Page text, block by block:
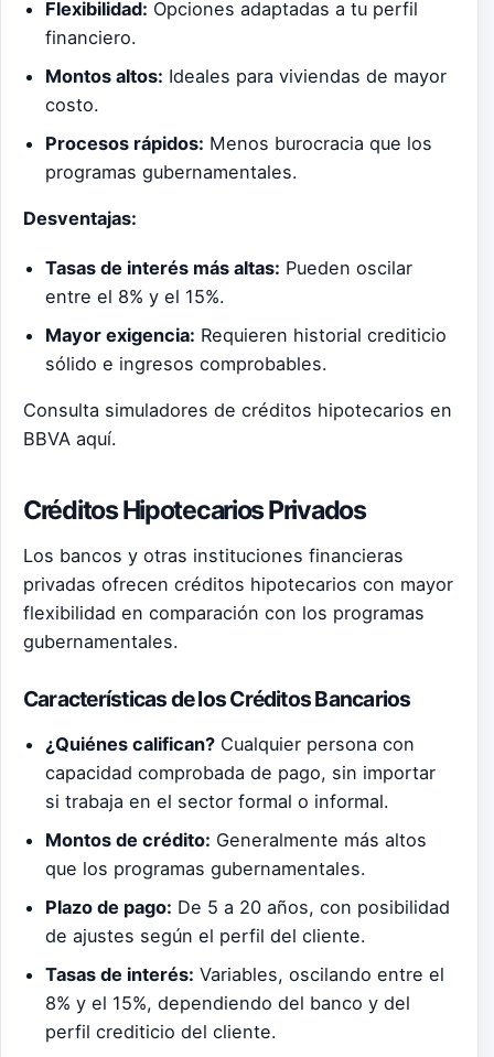
Flexibilidad: Opciones adaptadas a tu perfil
financiero.
Montos altos: Ideales para viviendas de mayor
costo.
Procesos rápidos: Menos burocracia que los
programas gubernamentales.
Desventajas:
Tasas de interés más altas: Pueden oscilar
entre el 8% y el 15%.
Mayor exigencia: Requieren historial crediticio
sólido e ingresos comprobables.
Consulta simuladores de créditos hipotecarios en
BBVA aquí.
Créditos Hipotecarios Privados
Los bancos y otras instituciones financieras
privadas ofrecen créditos hipotecarios con mayor
flexibilidad en comparación con los programas
gubernamentales.
Características de los Créditos Bancarios
¿Quiénes califican? Cualquier persona con
capacidad comprobada de pago, sin importar
si trabaja en el sector formal o informal.
Montos de crédito: Generalmente más altos
que los programas gubernamentales.
Plazo de pago: De 5 a 20 años, con posibilidad
de ajustes según el perfil del cliente.
Tasas de interés: Variables, oscilando entre el
8% y el 15%, dependiendo del banco y del
perfil crediticio del cliente.